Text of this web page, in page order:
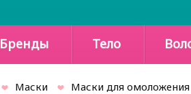
Бренды Тело
Маски Маски для омоложения